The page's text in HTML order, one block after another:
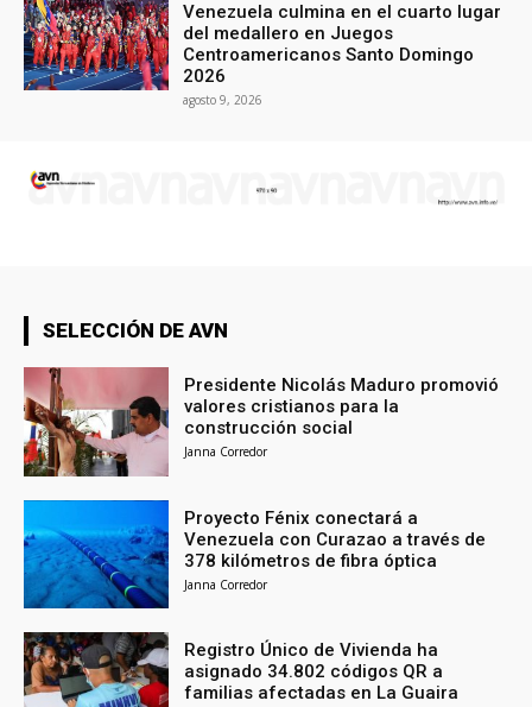
Venezuela culmina en el cuarto lugar
del medallero en Juegos
Centroamericanos Santo Domingo
2026
agosto 9, 2026
SELECCIÓN DE AVN
Presidente Nicolás Maduro promovió
valores cristianos para la
construcción social
Janna Corredor
Proyecto Fénix conectará a
Venezuela con Curazao a través de
378 kilómetros de fibra óptica
Janna Corredor
Registro Único de Vivienda ha
asignado 34.802 códigos QR a
familias afectadas en La Guaira